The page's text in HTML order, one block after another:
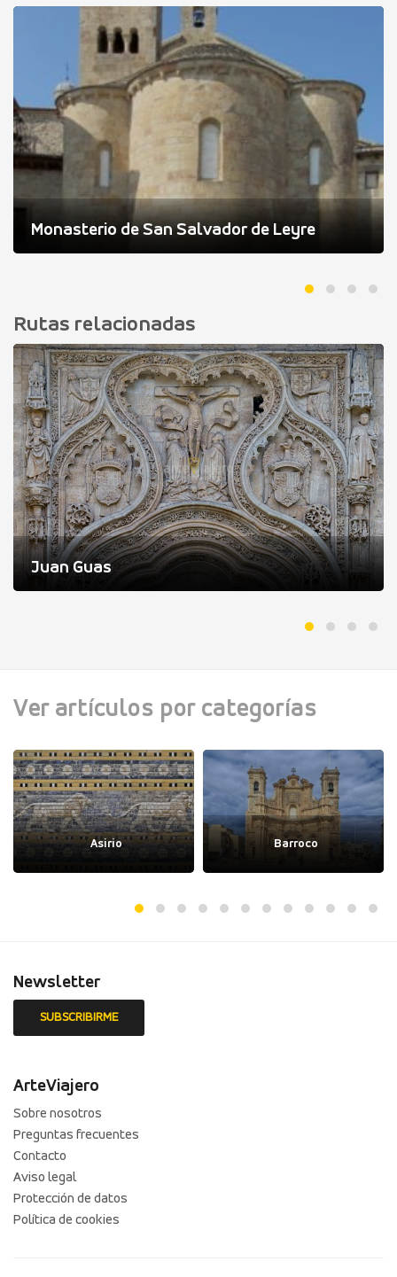
Monasterio de San Salvador de Leyre
Rutas relacionadas
Juan Guas
Ver artículos por categorías
Asirio Barroco
Newsletter
ArteViajero
Sobre nosotros
Preguntas frecuentes
Contacto
Aviso legal
Protección de datos
Política de cookies